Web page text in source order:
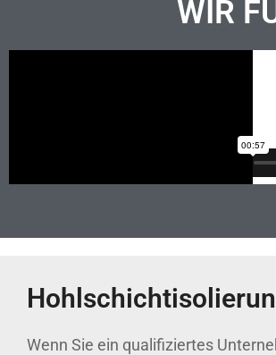
WIR
Wenn Sie ein qualifiziertes